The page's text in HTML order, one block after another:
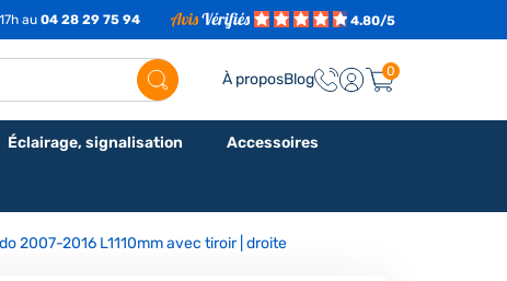
au 04 28 29 75 94 4.80/5
À proposBlog 0
Éclairage, signalisation Accessoires
2007-2016 L1110mm avec tiroir | droite